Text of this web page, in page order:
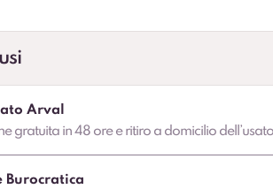
Arval
gratuita in 48 ore e ritiro a domicilio
Burocratica